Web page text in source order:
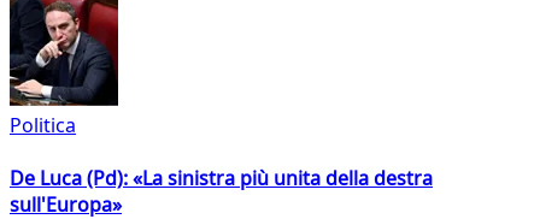
Politica
De Luca (Pd): «La sinistra più unita della destra
sull'Europa»